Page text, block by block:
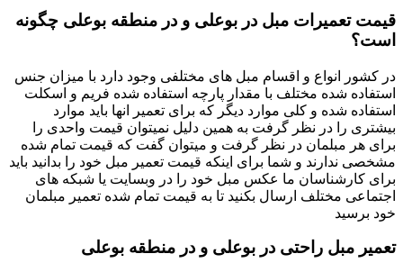
قیمت تعمیرات مبل در بوعلی و در منطقه بوعلی چگونه
است؟
در کشور انواع و اقسام مبل های مختلفی وجود دارد با میزان جنس
استفاده شده مختلف با مقدار پارچه استفاده شده فریم و اسکلت
استفاده شده و کلی موارد دیگر که برای تعمیر انها باید موارد
بیشتری را در نظر گرفت به همین دلیل نمیتوان قیمت واحدی را
برای هر مبلمان در نظر گرفت و میتوان گفت که قیمت تمام شده
مشخصی ندارند و شما برای اینکه قیمت تعمیر مبل خود را بدانید باید
برای کارشناسان ما عکس مبل خود را در وبسایت یا شبکه های
اجتماعی مختلف ارسال بکنید تا به قیمت تمام شده تعمیر مبلمان
خود برسید
تعمیر مبل راحتی در بوعلی و در منطقه بوعلی